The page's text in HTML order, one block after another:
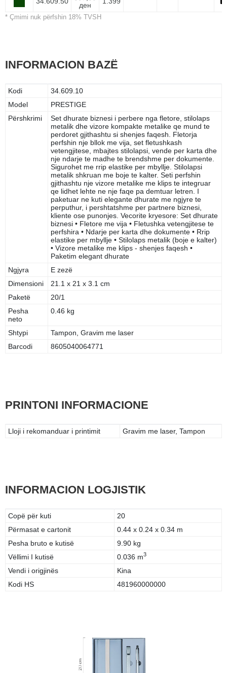
ден
* Çmimi nuk përfshin 18% TVSH
INFORMACION BAZË
Kodi
34.609.10
Model
PRESTIGE
Përshkrimi
Set dhurate biznesi i perbere nga fletore, stilolaps
metalik dhe vizore kompakte metalike qe mund te
perdoret gjithashtu si shenjes faqesh. Fletorja
perfshin nje bllok me vija, set fletushkash
vetengjitese, mbajtes stilolapsi, vende per karta dhe
nje ndarje te madhe te brendshme per dokumente.
Sigurohet me rrip elastike per mbyllje. Stilolapsi
metalik shkruan me boje te kalter. Seti perfshin
gjithashtu nje vizore metalike me klips te integruar
qe lidhet lehte ne nje faqe pa demtuar letren. I
paketuar ne kuti elegante dhurate me ngjyre te
perputhur, i pershtatshme per partnere biznesi,
kliente ose punonjes. Vecorite kryesore: Set dhurate
biznesi • Fletore me vija • Fletushka vetengjitese te
perfshira • Ndarje per karta dhe dokumente • Rrip
elastike per mbyllje • Stilolaps metalik (boje e kalter)
• Vizore metalike me klips - shenjes faqesh •
Paketim elegant dhurate
Ngjyra
E zezë
Dimensioni
21.1 x 21 x 3.1 cm
Paketë
20/1
Pesha
neto
0.46 kg
Shtypi
Tampon, Gravim me laser
Barcodi
8605040064771
PRINTONI INFORMACIONE
Lloji i rekomanduar i printimit Gravim me laser, Tampon
INFORMACION LOGJISTIK
Copë për kuti
20
Përmasat e cartonit
0.44 x 0.24 x 0.34 m
Pesha bruto e kutisë
9.90 kg
Vëllimi I kutisë
0.036 m3
Vendi i origjinës
Kina
Kodi HS
481960000000